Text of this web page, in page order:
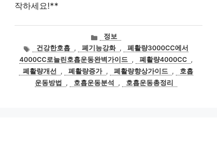
작하세요!**
카
테
고
리
정보
태
그
건강한호흡 , 폐기능강화 ,
폐활량3000CC에서
4000CC로늘린호흡운동완벽가이드 , 폐활량4000CC ,
폐활량개선
, 폐활량증가 , 폐활량향상가이드 ,
호흡
운동방법
, 호흡운동분석 , 호흡운동총정리